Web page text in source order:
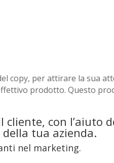
copy, per attirare la sua
prodotto. Questo
con l’aiuto
tua azienda.
nel marketing.